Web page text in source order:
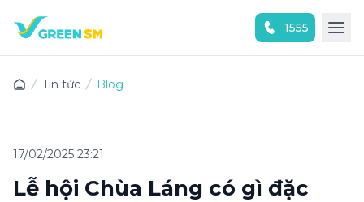
1555
Tin tức Blog
17/02/2025 23:21
Lễ hội Chùa Láng có gì đặc